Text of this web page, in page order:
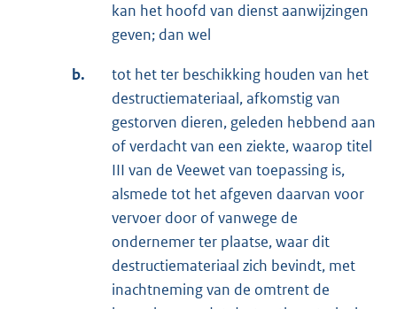
kan het hoofd van dienst aanwijzingen
geven; dan wel
b.
tot het ter beschikking houden van het
destructiemateriaal, afkomstig van
gestorven dieren, geleden hebbend aan
of verdacht van een ziekte, waarop titel
III van de Veewet van toepassing is,
alsmede tot het afgeven daarvan voor
vervoer door of vanwege de
ondernemer ter plaatse, waar dit
destructiemateriaal zich bevindt, met
inachtneming van de omtrent de